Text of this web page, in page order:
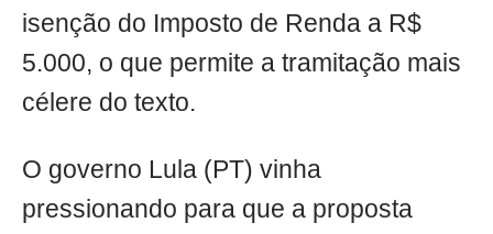
isenção do Imposto de Renda a R$
5.000, o que permite a tramitação mais
célere do texto.
O governo Lula (PT) vinha
pressionando para que a proposta